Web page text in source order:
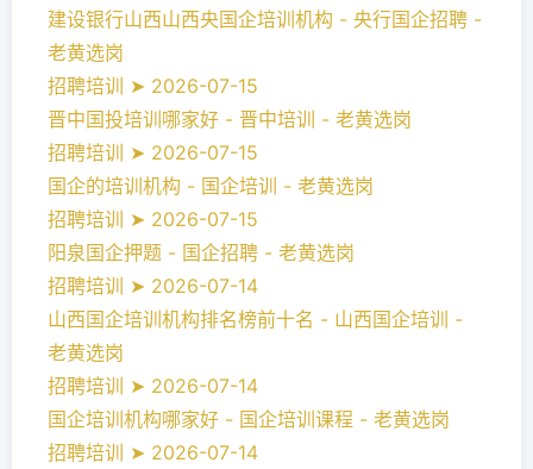
建设银行山西山西央国企培训机构 - 央行国企招聘 -
老黄选岗
招聘培训 ➤ 2026-07-15
晋中国投培训哪家好 - 晋中培训 - 老黄选岗
招聘培训 ➤ 2026-07-15
国企的培训机构 - 国企培训 - 老黄选岗
招聘培训 ➤ 2026-07-15
阳泉国企押题 - 国企招聘 - 老黄选岗
招聘培训 ➤ 2026-07-14
山西国企培训机构排名榜前十名 - 山西国企培训 -
老黄选岗
招聘培训 ➤ 2026-07-14
国企培训机构哪家好 - 国企培训课程 - 老黄选岗
招聘培训 ➤ 2026-07-14